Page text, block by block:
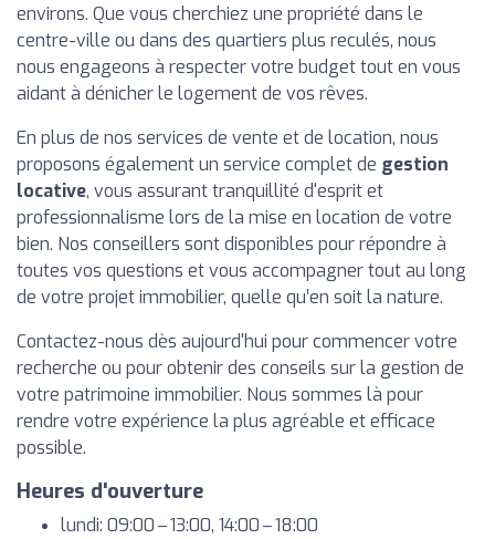
environs. Que vous cherchiez une propriété dans le
centre-ville ou dans des quartiers plus reculés, nous
nous engageons à respecter votre budget tout en vous
aidant à dénicher le logement de vos rêves.
En plus de nos services de vente et de location, nous
proposons également un service complet de gestion
locative, vous assurant tranquillité d'esprit et
professionnalisme lors de la mise en location de votre
bien. Nos conseillers sont disponibles pour répondre à
toutes vos questions et vous accompagner tout au long
de votre projet immobilier, quelle qu’en soit la nature.
Contactez-nous dès aujourd'hui pour commencer votre
recherche ou pour obtenir des conseils sur la gestion de
votre patrimoine immobilier. Nous sommes là pour
rendre votre expérience la plus agréable et efficace
possible.
Heures d'ouverture
lundi: 09:00 – 13:00, 14:00 – 18:00